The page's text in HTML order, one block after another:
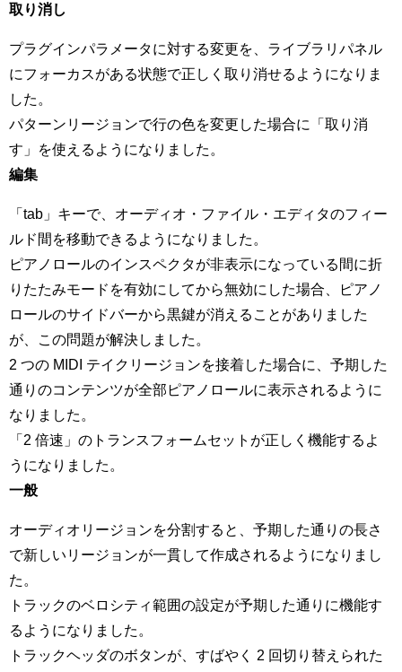
取り消し
プラグインパラメータに対する変更を、ライブラリパネル
にフォーカスがある状態で正しく取り消せるようになりま
した。
パターンリージョンで行の色を変更した場合に「取り消
す」を使えるようになりました。
編集
「tab」キーで、オーディオ・ファイル・エディタのフィー
ルド間を移動できるようになりました。
ピアノロールのインスペクタが非表示になっている間に折
りたたみモードを有効にしてから無効にした場合、ピアノ
ロールのサイドバーから黒鍵が消えることがありました
が、この問題が解決しました。
2 つの MIDI テイクリージョンを接着した場合に、予期した
通りのコンテンツが全部ピアノロールに表示されるように
なりました。
「2 倍速」のトランスフォームセットが正しく機能するよ
うになりました。
一般
オーディオリージョンを分割すると、予期した通りの長さ
で新しいリージョンが一貫して作成されるようになりまし
た。
トラックのベロシティ範囲の設定が予期した通りに機能す
るようになりました。
トラックヘッダのボタンが、すばやく 2 回切り替えられた